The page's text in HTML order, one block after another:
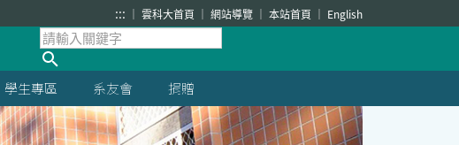
::: 雲科大首頁 網站導覽 本站首頁 English
學生專區 系友會 捐贈